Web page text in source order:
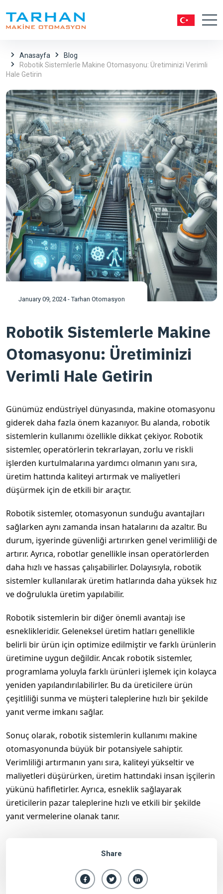
Anasayfa
Blog
Robotik Sistemlerle Makine Otomasyonu: Üretiminizi Verimli
Hale Getirin
January 09, 2024 - Tarhan Otomasyon
Robotik Sistemlerle Makine
Otomasyonu: Üretiminizi
Verimli Hale Getirin
Günümüz endüstriyel dünyasında, makine otomasyonu
giderek daha fazla önem kazanıyor. Bu alanda, robotik
sistemlerin kullanımı özellikle dikkat çekiyor. Robotik
sistemler, operatörlerin tekrarlayan, zorlu ve riskli
işlerden kurtulmalarına yardımcı olmanın yanı sıra,
üretim hattında kaliteyi artırmak ve maliyetleri
düşürmek için de etkili bir araçtır.
Robotik sistemler, otomasyonun sunduğu avantajları
sağlarken aynı zamanda insan hatalarını da azaltır. Bu
durum, işyerinde güvenliği artırırken genel verimliliği de
artırır. Ayrıca, robotlar genellikle insan operatörlerden
daha hızlı ve hassas çalışabilirler. Dolayısıyla, robotik
sistemler kullanılarak üretim hatlarında daha yüksek hız
ve doğrulukla üretim yapılabilir.
Robotik sistemlerin bir diğer önemli avantajı ise
esneklikleridir. Geleneksel üretim hatları genellikle
belirli bir ürün için optimize edilmiştir ve farklı ürünlerin
üretimine uygun değildir. Ancak robotik sistemler,
programlama yoluyla farklı ürünleri işlemek için kolayca
yeniden yapılandırılabilirler. Bu da üreticilere ürün
çeşitliliği sunma ve müşteri taleplerine hızlı bir şekilde
yanıt verme imkanı sağlar.
Sonuç olarak, robotik sistemlerin kullanımı makine
otomasyonunda büyük bir potansiyele sahiptir.
Verimliliği artırmanın yanı sıra, kaliteyi yükseltir ve
maliyetleri düşürürken, üretim hattındaki insan işçilerin
yükünü hafifletirler. Ayrıca, esneklik sağlayarak
üreticilerin pazar taleplerine hızlı ve etkili bir şekilde
yanıt vermelerine olanak tanır.
Share